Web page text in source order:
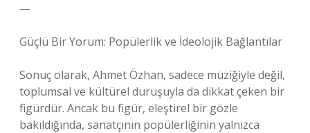
—
Güçlü Bir Yorum: Popülerlik ve İdeolojik Bağlantılar
Sonuç olarak, Ahmet Özhan, sadece müziğiyle değil,
toplumsal ve kültürel duruşuyla da dikkat çeken bir
figürdür. Ancak bu figür, eleştirel bir gözle
bakıldığında, sanatçının popülerliğinin yalnızca